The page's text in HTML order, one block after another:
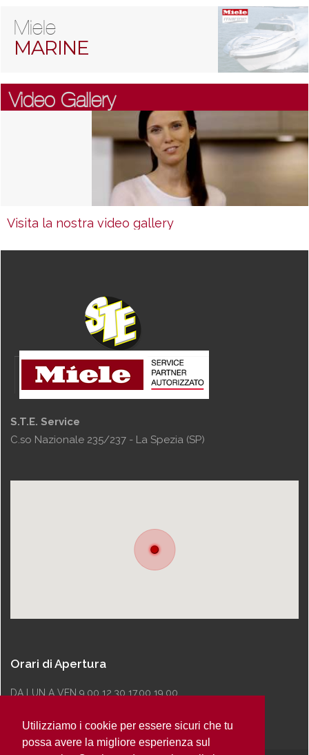
Utilizziamo i cookie per essere sicuri che tu
possa avere la migliore esperienza sul
Miele
MARINE
Video Gallery
Visita la nostra video gallery
S.T.E. Service
C.so Nazionale 235/237 - La Spezia (SP)
Orari di Apertura
DA LUN A VEN 9.00 12.30 17.00 19.00